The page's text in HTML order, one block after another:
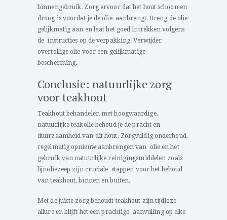
binnengebruik. Zorg ervoor dat het hout schoon en
droog is voordat je de olie aanbrengt. Breng de olie
gelijkmatig aan en laat het goed intrekken volgens
de instructies op de verpakking. Verwijder
overtollige olie voor een gelijkmatige
bescherming.
Conclusie: natuurlijke zorg
voor teakhout
Teakhout behandelen met hoogwaardige,
natuurlijke teakolie behoud je de pracht en
duurzaamheid van dit hout. Zorgvuldig onderhoud,
regelmatig opnieuw aanbrengen van olie en het
gebruik van natuurlijke reinigingsmiddelen zoals
lijnoliezeep zijn cruciale stappen voor het behoud
van teakhout, binnen en buiten.
Met de juiste zorg behoudt teakhout zijn tijdloze
allure en blijft het een prachtige aanvulling op elke